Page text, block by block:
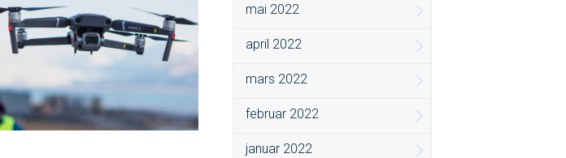
mai 2022
april 2022
mars 2022
februar 2022
januar 2022